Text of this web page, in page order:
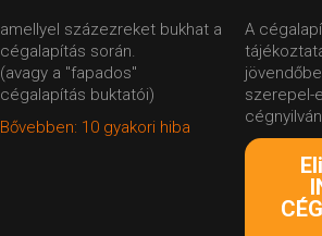
amellyel százezreket bukhat a
cégalapítás során.
(avagy a "fapados"
cégalapítás buktatói)
Bővebben: 10 gyakori hiba
A
szerepel-